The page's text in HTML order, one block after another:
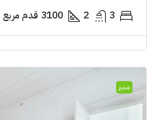
3
2
3100 قدم مربع
مميز